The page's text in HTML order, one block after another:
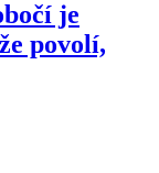
je
povolí,